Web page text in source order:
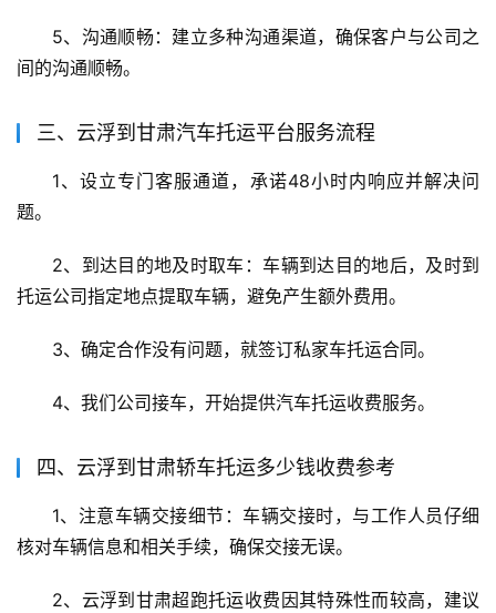
5、沟通顺畅：建立多种沟通渠道，确保客户与公司之
间的沟通顺畅。
三、云浮到甘肃汽车托运平台服务流程
1、设立专门客服通道，承诺48小时内响应并解决问
题。
2、到达目的地及时取车：车辆到达目的地后，及时到
托运公司指定地点提取车辆，避免产生额外费用。
3、确定合作没有问题，就签订私家车托运合同。
4、我们公司接车，开始提供汽车托运收费服务。
四、云浮到甘肃轿车托运多少钱收费参考
1、注意车辆交接细节：车辆交接时，与工作人员仔细
核对车辆信息和相关手续，确保交接无误。
2、云浮到甘肃超跑托运收费因其特殊性而较高，建议